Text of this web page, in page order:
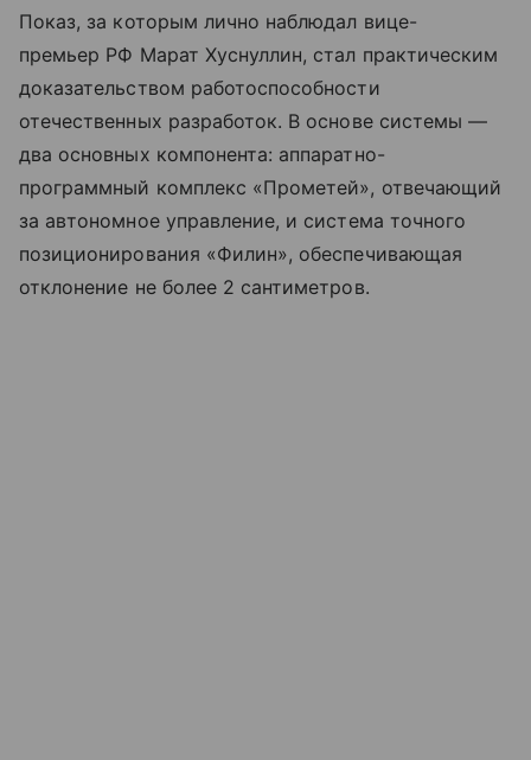
Показ, за которым лично наблюдал вице-
премьер РФ Марат Хуснуллин, стал практическим
доказательством работоспособности
отечественных разработок. В основе системы —
два основных компонента: аппаратно-
программный комплекс «Прометей», отвечающий
за автономное управление, и система точного
позиционирования «Филин», обеспечивающая
отклонение не более 2 сантиметров.